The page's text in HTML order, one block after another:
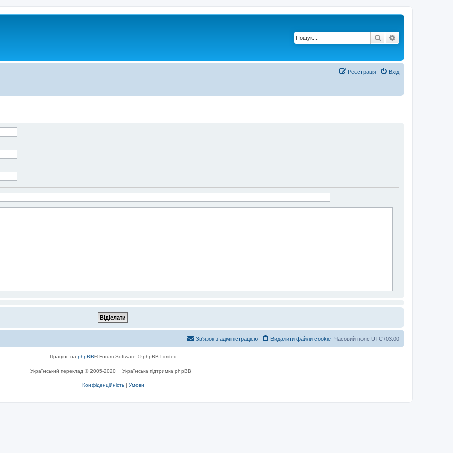
Пошук
Вхід
Реєстрація
Часовий пояс UTC+03:00
Видалити файли cookie
Зв'язок з адміністрацією
Працює на phpBB® Forum Software © phpBB Limited
Український переклад © 2005-2020 Українська підтримка phpBB
Конфіденційність | Умови